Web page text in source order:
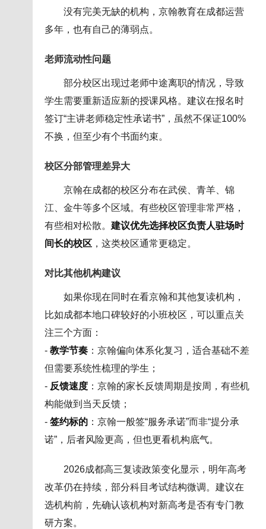
没有完美无缺的机构，京翰教育在成都运营
多年，也有自己的薄弱点。
老师流动性问题
部分校区出现过老师中途离职的情况，导致
学生需要重新适应新的授课风格。建议在报名时
签订“主讲老师稳定性承诺书”，虽然不保证100%
不换，但至少有个书面约束。
校区分部管理差异大
京翰在成都的校区分布在武侯、青羊、锦
江、金牛等多个区域。有些校区管理非常严格，
有些相对松散。 建议优先选择校区负责人驻场时
间长的校区，这类校区通常更稳定。
对比其他机构建议
如果你现在同时在看京翰和其他复读机构，
比如成都本地口碑较好的小班校区，可以重点关
注三个方面：
- 教学节奏：京翰偏向体系化复习，适合基础不差
但需要系统性梳理的学生；
- 反馈速度：京翰的家长反馈周期是按周，有些机
构能做到当天反馈；
- 签约标的：京翰一般签“服务承诺”而非“提分承
诺”，后者风险更高，但也更看机构底气。
2026成都高三复读政策变化显示，明年高考
改革仍在持续，部分科目考试结构微调。建议在
选机构前，先确认该机构对新高考是否有专门教
研方案。